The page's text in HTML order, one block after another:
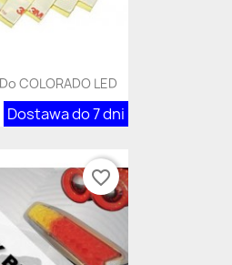
COLORADO LED
Dostawa do 7 dni
favorite_border